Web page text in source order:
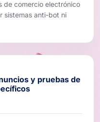
de comercio electrónico
sistemas anti-bot ni
y pruebas de